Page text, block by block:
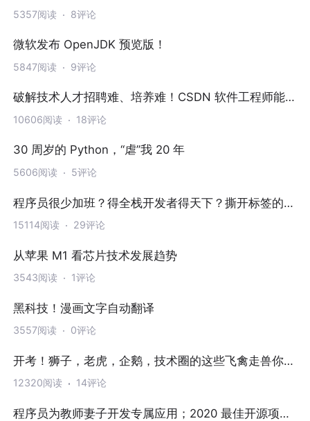
司
5357阅读 8评论
微软发布 OpenJDK 预览版！
5847阅读 9评论
破解技术人才招聘难、培养难！CSDN 软件工程师能
力认证标准正式开源开放
10606阅读 18评论
30 周岁的 Python，“虐”我 20 年
5606阅读 5评论
程序员很少加班？得全栈开发者得天下？撕开标签的技
术圈真实模样
15114阅读 29评论
从苹果 M1 看芯片技术发展趋势
3543阅读 1评论
黑科技！漫画文字自动翻译
3557阅读 0评论
开考！狮子，老虎，企鹅，技术圈的这些飞禽走兽你认
识多少？
12320阅读 14评论
程序员为教师妻子开发专属应用；2020 最佳开源项目